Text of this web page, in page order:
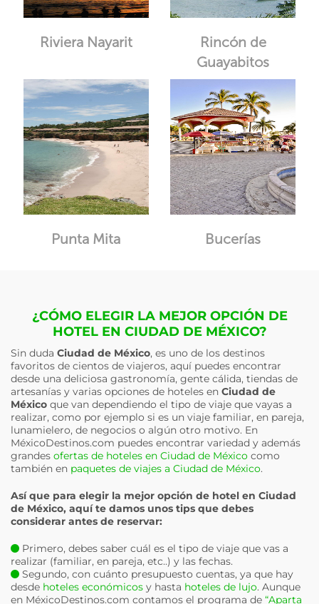
Riviera Nayarit
Rincón de
Guayabitos
Punta Mita Bucerías
¿CÓMO ELEGIR LA MEJOR OPCIÓN DE
HOTEL EN CIUDAD DE MÉXICO?
Sin duda Ciudad de México, es uno de los destinos
favoritos de cientos de viajeros, aquí puedes encontrar
desde una deliciosa gastronomía, gente cálida, tiendas de
artesanías y varias opciones de hoteles en Ciudad de
México que van dependiendo el tipo de viaje que vayas a
realizar, como por ejemplo si es un viaje familiar, en pareja,
lunamielero, de negocios o algún otro motivo. En
MéxicoDestinos.com puedes encontrar variedad y además
grandes ofertas de hoteles en Ciudad de México como
también en paquetes de viajes a Ciudad de México.
Así que para elegir la mejor opción de hotel en Ciudad
de México, aquí te damos unos tips que debes
considerar antes de reservar:
Primero, debes saber cuál es el tipo de viaje que vas a
realizar (familiar, en pareja, etc..) y las fechas.
Segundo, con cuánto presupuesto cuentas, ya que hay
desde hoteles económicos y hasta hoteles de lujo. Aunque
en MéxicoDestinos.com contamos el programa de “Aparta